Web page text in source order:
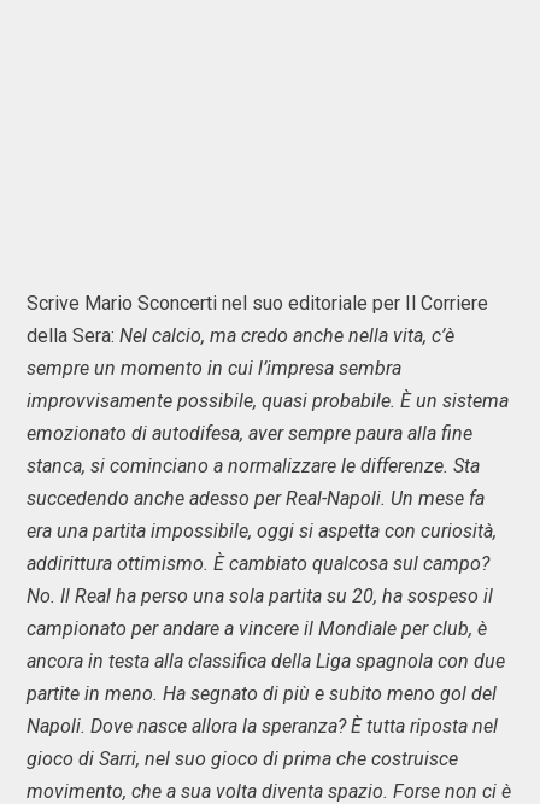
Scrive Mario Sconcerti nel suo editoriale per Il Corriere
della Sera: Nel calcio, ma credo anche nella vita, c’è
sempre un momento in cui l’impresa sembra
improvvisamente possibile, quasi probabile. È un sistema
emozionato di autodifesa, aver sempre paura alla fine
stanca, si cominciano a normalizzare le differenze. Sta
succedendo anche adesso per Real-Napoli. Un mese fa
era una partita impossibile, oggi si aspetta con curiosità,
addirittura ottimismo. È cambiato qualcosa sul campo?
No. Il Real ha perso una sola partita su 20, ha sospeso il
campionato per andare a vincere il Mondiale per club, è
ancora in testa alla classifica della Liga spagnola con due
partite in meno. Ha segnato di più e subito meno gol del
Napoli. Dove nasce allora la speranza? È tutta riposta nel
gioco di Sarri, nel suo gioco di prima che costruisce
movimento, che a sua volta diventa spazio. Forse non ci è